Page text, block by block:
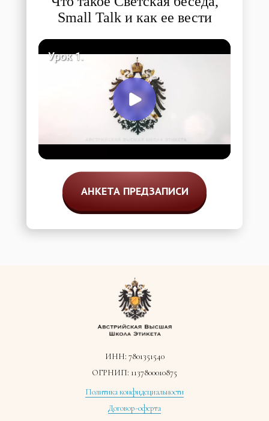
АНКЕТА ПРЕДЗАПИСИ
Small Talk и как ее вести
ИНН: 7801351540
ОГРНИП: 1137800010875
Политика конфидециальности
Договор-оферта